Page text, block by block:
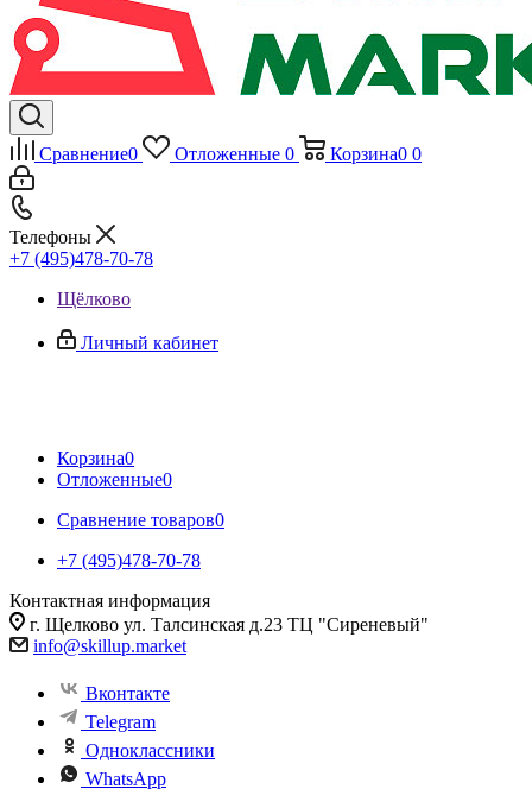
Сравнение0 Отложенные 0 Корзина0 0
Телефоны
+7 (495)478-70-78
Щёлково
Личный кабинет
Корзина0
Отложенные0
Сравнение товаров0
+7 (495)478-70-78
Контактная информация
г. Щелково ул. Талсинская д.23 ТЦ "Сиреневый"
info@skillup.market
Вконтакте
Telegram
Одноклассники
WhatsApp